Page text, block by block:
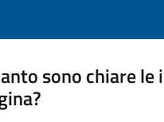
sono chiare